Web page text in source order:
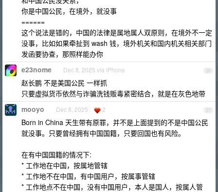
你是中国公民，在境外，就没事
======
这个说法是错的，中国的法律是属地属人双原则，在境外不一定
没事，比如如果牵扯到 wash 钱，境外机关和国内机关相关部门
发函要协查，那照样能办你
26
e23nome Dec 8, 2025 via iPhone
赵长鹏 不是美国公民 一样抓
只要虚拟货币依然与诈骗洗钱贩毒紧密结合，就是在灰色地带
27
mooyo Dec 8, 2025 2
Born in China 天生带有原罪，并不是上面提到的不是中国公民
就没事。只要曾经拥有中国国籍，只要回国也有风险。
在有中国国籍的情况下:
* 工作地在中国，按属地管辖
* 工作地不在中国，有中国用户，按属事管辖
* 工作地点不在中国，没有中国用户，本人是国人，按属人管